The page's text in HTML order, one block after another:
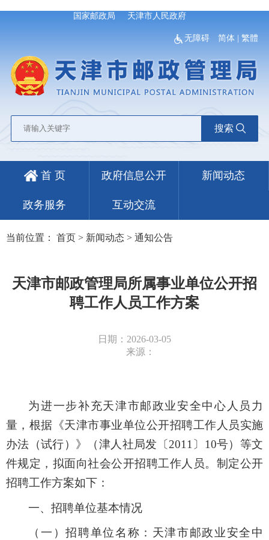
国家邮政局 天津市人民政府
无障碍 简体 |繁體
搜索
首 页 政府信息公开 新闻动态
政务服务 互动交流
当前位置： 首页 > 新闻动态 > 通知公告
天津市邮政管理局所属事业单位公开招
聘工作人员工作方案
日期：2026-03-05
来源：
为进一步补充天津市邮政业安全中心人员力
量 ，根据《天津市事业单位公开招聘工作人员实施
办法（试行）》（津人社局发〔2011〕10号） 等文
件规定，拟面向社会公开招聘工作人员。 制定公开
招聘工作方案如下：
一、招聘单位基本情况
（一）招聘单位名称：天津市邮政业安全中